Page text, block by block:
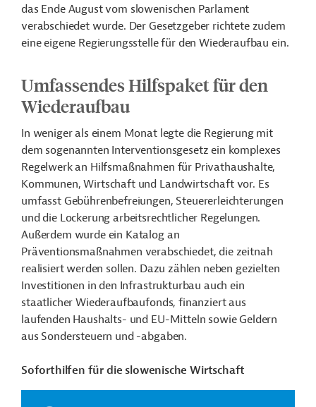
das Ende August vom slowenischen Parlament
verabschiedet wurde. Der Gesetzgeber richtete zudem
eine eigene Regierungsstelle für den Wiederaufbau ein.
Umfassendes Hilfspaket für den
Wiederaufbau
In weniger als einem Monat legte die Regierung mit
dem sogenannten Interventionsgesetz ein komplexes
Regelwerk an Hilfsmaßnahmen für Privathaushalte,
Kommunen, Wirtschaft und Landwirtschaft vor. Es
umfasst Gebührenbefreiungen, Steuererleichterungen
und die Lockerung arbeitsrechtlicher Regelungen.
Außerdem wurde ein Katalog an
Präventionsmaßnahmen verabschiedet, die zeitnah
realisiert werden sollen. Dazu zählen neben gezielten
Investitionen in den Infrastrukturbau auch ein
staatlicher Wiederaufbaufonds, finanziert aus
laufenden Haushalts- und EU-Mitteln sowie Geldern
aus Sondersteuern und -abgaben.
Soforthilfen für die slowenische Wirtschaft